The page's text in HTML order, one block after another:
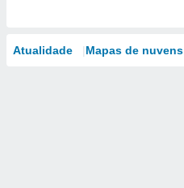
Atualidade Mapas de nuvens